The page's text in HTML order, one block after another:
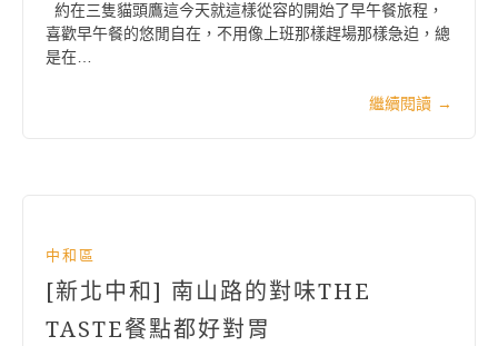
約在三隻貓頭鷹這今天就這樣從容的開始了早午餐旅程，
喜歡早午餐的悠閒自在，不用像上班那樣趕場那樣急迫，總
是在…
繼續閱讀 →
中和區
[新北中和] 南山路的對味THE
TASTE餐點都好對胃